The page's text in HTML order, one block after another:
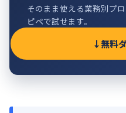
そのまま使える業務別プ
ピペで試せます。
無料